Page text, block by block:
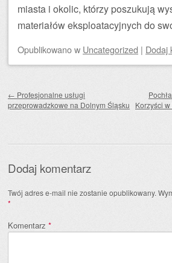
miasta i okolic, którzy poszukują
materiałów eksploatacyjnych do
Opublikowanow Uncategorized | Dodaj
← Profesjonalne usługi
przeprowadzkowe na Dolnym Śląsku
Korzyści
Dodaj komentarz
Twój adres e-mail nie zostanie opublikowany.
*
Komentarz *